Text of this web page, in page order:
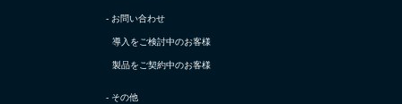
- お問い合わせ
導入をご検討中のお客様
製品をご契約中のお客様
- その他